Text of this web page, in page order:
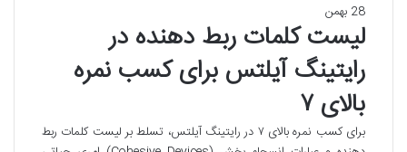
28 بهمن
لیست کلمات ربط دهنده در
رایتینگ آیلتس برای کسب نمره
بالای ۷
برای کسب نمره بالای ۷ در رایتینگ آیلتس، تسلط بر لیست کلمات ربط